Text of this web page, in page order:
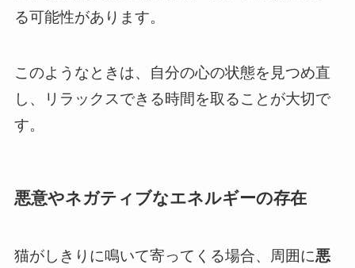
る可能性があります。
このようなときは、自分の心の状態を見つめ直
し、リラックスできる時間を取ることが大切で
す。
悪意やネガティブなエネルギーの存在
猫がしきりに鳴いて寄ってくる場合、周囲に悪